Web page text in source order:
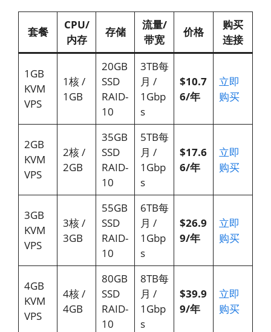
套餐
CPU/
内存
存储
流量/
带宽
价格
购买
连接
1GB
KVM
VPS
1核 /
1GB
20GB
SSD
RAID-
10
3TB每
月 /
1Gbp
s
$10.7
6/年
立即
购买
2GB
KVM
VPS
2核 /
2GB
35GB
SSD
RAID-
10
5TB每
月 /
1Gbp
s
$17.6
6/年
立即
购买
3GB
KVM
VPS
3核 /
3GB
55GB
SSD
RAID-
10
6TB每
月 /
1Gbp
s
$26.9
9/年
立即
购买
4GB
KVM
VPS
4核 /
4GB
80GB
SSD
RAID-
10
8TB每
月 /
1Gbp
s
$39.9
9/年
立即
购买